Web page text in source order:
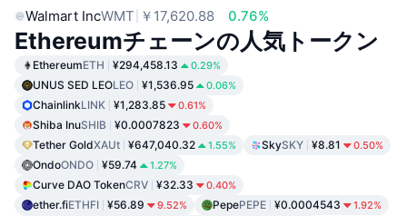
Walmart IncWMT ￥17,620.88 0.76%
Ethereumチェーンの人気トークン
EthereumETH ¥294,458.13 0.29%
UNUS SED LEOLEO ¥1,536.95 0.06%
ChainlinkLINK ¥1,283.85 0.61%
Shiba InuSHIB ¥0.0007823 0.60%
Tether GoldXAUt ¥647,040.32 1.55% SkySKY ¥8.81 0.50%
OndoONDO ¥59.74 1.27%
Curve DAO TokenCRV ¥32.33 0.40%
ether.fiETHFI ¥56.89 9.52% PepePEPE ¥0.0004543 1.92%